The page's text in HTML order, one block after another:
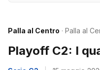
Palla al Centro · Palla al
Playoff C2: I